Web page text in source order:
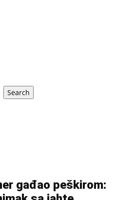
Search
gađao peškirom: